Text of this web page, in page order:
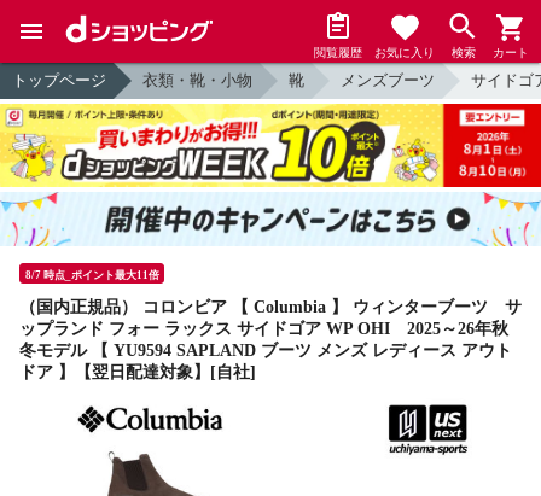
閲覧履歴 お気に入り 検索 カート
トップページ 衣類・靴・小物 靴 メンズブーツ サイドゴ
8/7 時点_ポイント最大11倍
（国内正規品） コロンビア 【 Columbia 】 ウィンターブーツ サ
ップランド フォー ラックス サイドゴア WP OHI 2025～26年秋
冬モデル 【 YU9594 SAPLAND ブーツ メンズ レディース アウト
ドア 】【翌日配達対象】[自社]